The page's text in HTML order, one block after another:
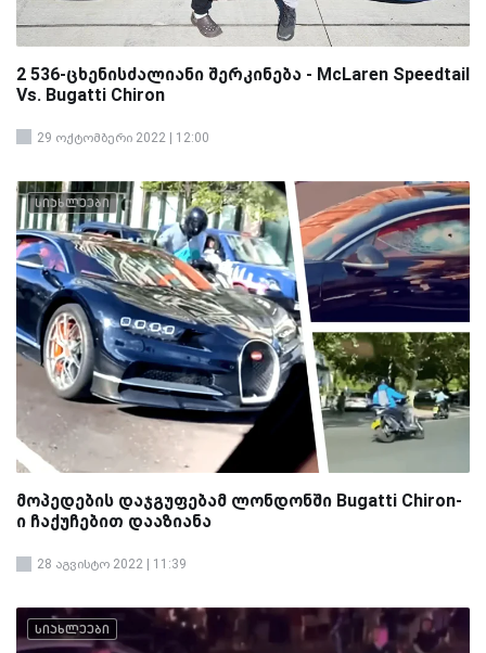
2 536-ცხენისძალიანი შერკინება - McLaren Speedtail
Vs. Bugatti Chiron
29 ოქტომბერი 2022 | 12:00
სიახლეები
მოპედების დაჯგუფებამ ლონდონში Bugatti Chiron-
ი ჩაქუჩებით დააზიანა
28 აგვისტო 2022 | 11:39
სიახლეები